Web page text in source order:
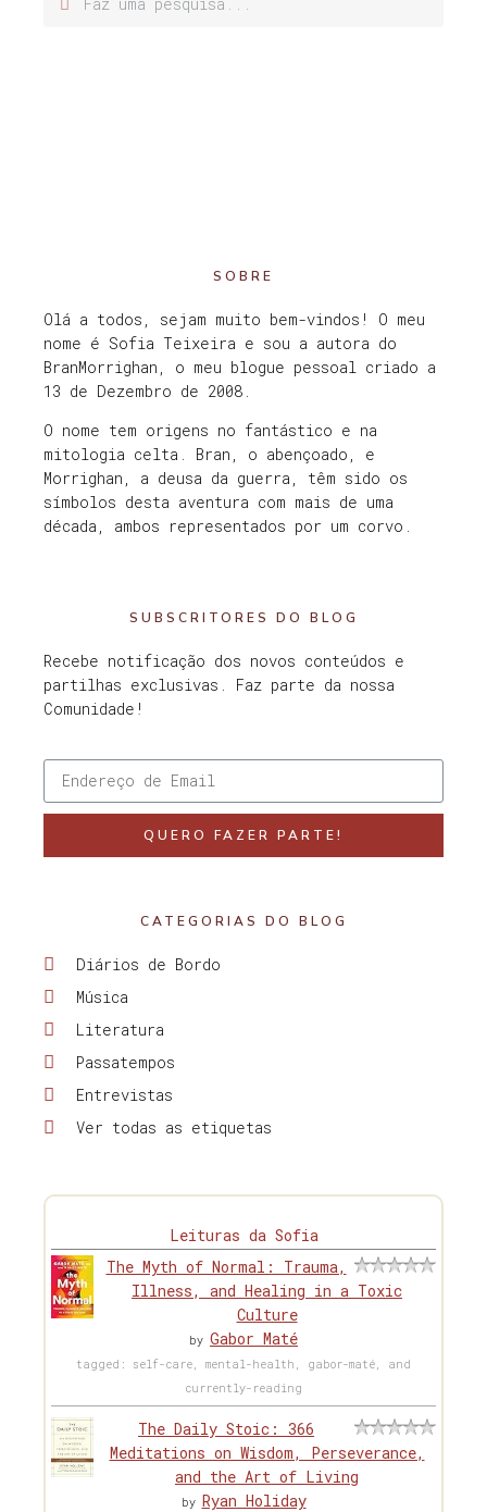
SOBRE
Olá a todos, sejam muito bem-vindos! O meu
nome é Sofia Teixeira e sou a autora do
BranMorrighan, o meu blogue pessoal criado a
13 de Dezembro de 2008.
O nome tem origens no fantástico e na
mitologia celta. Bran, o abençoado, e
Morrighan, a deusa da guerra, têm sido os
símbolos desta aventura com mais de uma
década, ambos representados por um corvo.
SUBSCRITORES DO BLOG
Recebe notificação dos novos conteúdos e
partilhas exclusivas. Faz parte da nossa
Comunidade!
QUERO FAZER PARTE!
CATEGORIAS DO BLOG
Diários de Bordo
Música
Literatura
Passatempos
Entrevistas
Ver todas as etiquetas
Leituras da Sofia
The Myth of Normal: Trauma,
Illness, and Healing in a Toxic
Culture
by Gabor Maté
tagged: self-care, mental-health, gabor-maté, and
currently-reading
The Daily Stoic: 366
Meditations on Wisdom, Perseverance,
and the Art of Living
by Ryan Holiday